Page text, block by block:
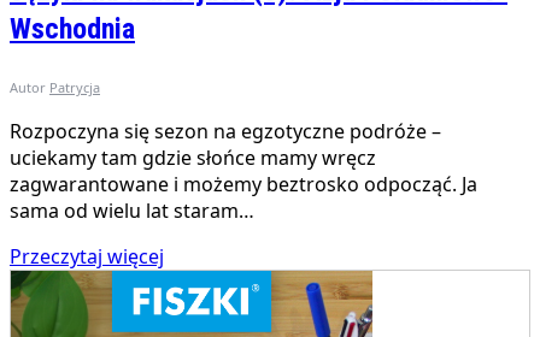
Wschodnia
Autor Patrycja
Rozpoczyna się sezon na egzotyczne podróże –
uciekamy tam gdzie słońce mamy wręcz
zagwarantowane i możemy beztrosko odpocząć. Ja
sama od wielu lat staram…
Przeczytaj więcej